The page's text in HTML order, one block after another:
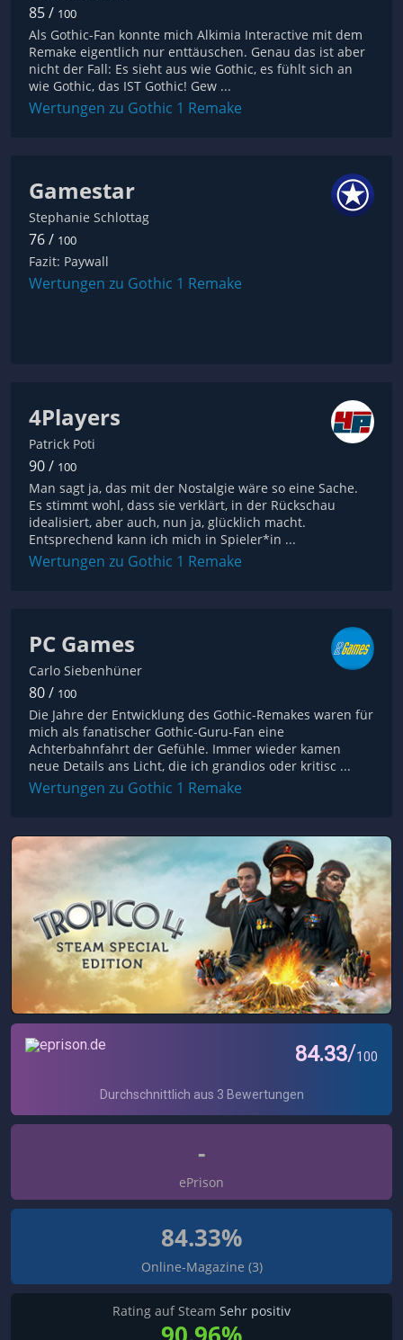
85 / 100
Als Gothic-Fan konnte mich Alkimia Interactive mit dem
Remake eigentlich nur enttäuschen. Genau das ist aber
nicht der Fall: Es sieht aus wie Gothic, es fühlt sich an
wie Gothic, das IST Gothic! Gew ...
Wertungen zu Gothic 1 Remake
Gamestar
Stephanie Schlottag
76 / 100
Fazit: Paywall
Wertungen zu Gothic 1 Remake
4Players
Patrick Poti
90 / 100
Man sagt ja, das mit der Nostalgie wäre so eine Sache.
Es stimmt wohl, dass sie verklärt, in der Rückschau
idealisiert, aber auch, nun ja, glücklich macht.
Entsprechend kann ich mich in Spieler*in ...
Wertungen zu Gothic 1 Remake
PC Games
Carlo Siebenhüner
80 / 100
Die Jahre der Entwicklung des Gothic-Remakes waren für
mich als fanatischer Gothic-Guru-Fan eine
Achterbahnfahrt der Gefühle. Immer wieder kamen
neue Details ans Licht, die ich grandios oder kritisc ...
Wertungen zu Gothic 1 Remake
-
ePrison
84.33%
Online-Magazine (3)
Rating auf Steam Sehr positiv